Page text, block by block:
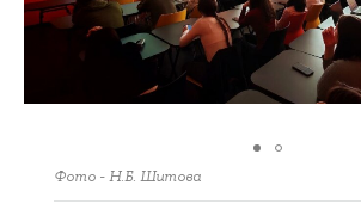
Фото - Н.Б. Шитова